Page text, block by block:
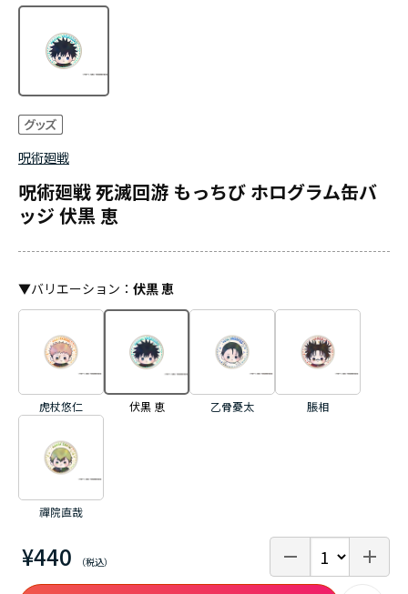
呪術廻戦
呪術廻戦 死滅回游 もっちび ホログラム缶バ
ッジ 伏黒 恵
¥440
▼バリエーション ： 伏黒 恵
虎杖悠仁 伏黒 恵 乙骨憂太 脹相
禪院直哉